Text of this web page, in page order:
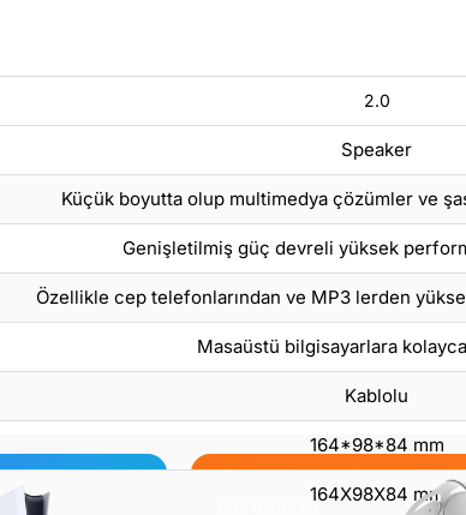
2.0
Speaker
Küçük boyutta olup multimedya çözümler ve
Genişletilmiş güç devreli yüksek
Özellikle cep telefonlarından ve MP3 lerden
Masaüstü bilgisayarlara
Kablolu
164*98*84 mm
164X98X84 mm